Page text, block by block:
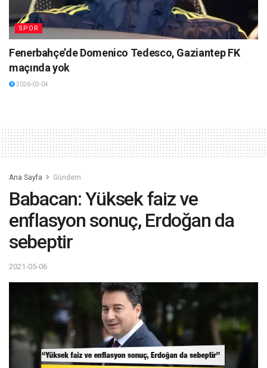
SPOR
Fenerbahçe’de Domenico Tedesco, Gaziantep FK
maçında yok
2026-03-04
Ana Sayfa Gündem
Babacan: Yüksek faiz ve
enflasyon sonuç, Erdoğan da
sebeptir
2021-05-06